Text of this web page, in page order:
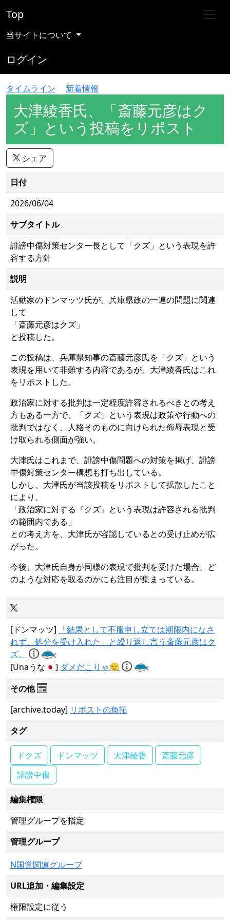
Top
当サイトについて
ログイン
タイムライン 新着情報
大津綾香氏、「斎藤元彦はク
ズ」という投稿をリポスト
シェア
日付
2026/06/04
サブタイトル
誹謗中傷対策センター長として「クズ」という表現を許
容する方針
説明
活動家のドンマッツ氏が、兵庫県政の一連の問題に関連
して
「斎藤元彦はクズ」
と投稿した。
この投稿は、兵庫県知事の斎藤元彦氏を「クズ」という
表現を用いて非難する内容であるが、大津綾香氏はこれ
をリポストした。
政治家に対する批判は一定程度許容されるべきとの考え
方もある一方で、「クズ」という表現は政策や行動への
批判ではなく、人格そのものに向けられた侮辱表現と受
け取られる側面が強い。
大津氏はこれまで、誹謗中傷問題への対策を掲げ、誹謗
中傷対策センター構想も打ち出している。
しかし、大津氏が当該投稿をリポストして拡散したこと
により、
「政治家に対する『クズ』という表現は許容される批判
の範囲内である」
との考え方を、大津氏が容認しているとの受け止めが広
がった。
今後、大津氏自身が同様の表現で批判を受けた場合、ど
のような対応を取るのかにも注目が集まっている。
[ドンマッツ]
「結果として不服申し立ては期限内になさ
れず、処分を受け入れた」と繰り返し言う斎藤元彦はク
ズ。
[Unaうな🇯🇵] ダメだこりゃ😮‍💨
その他
[archive.today] リポストの魚拓
タグ
ドクズ ドンマッツ 大津綾香
斎藤元彦
誹謗中傷
編集権限
管理グループを指定
管理グループ
N国党関連グループ
URL追加・編集設定
権限設定に従う